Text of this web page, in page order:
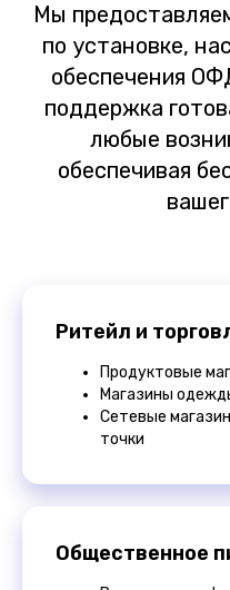
Мы
по установке,
обеспечения
поддержка
любые
обеспечивая
Ритейл и
Продуктовые
Магазины
Сетевые
точки
Общественное